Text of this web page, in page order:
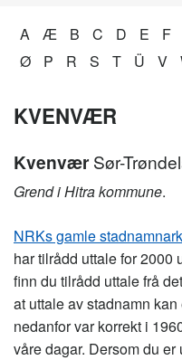
A Æ B C D E F
Ø
P R S T Ü V
KVENVÆR
Kvenvær Sør-
Grend i Hitra kommune.
NRKs gamle
har tilrådd uttale for 2000
finn du tilrådd uttale frå
at uttale av stadnamn
nedanfor var korrekt i
våre dagar. Dersom du